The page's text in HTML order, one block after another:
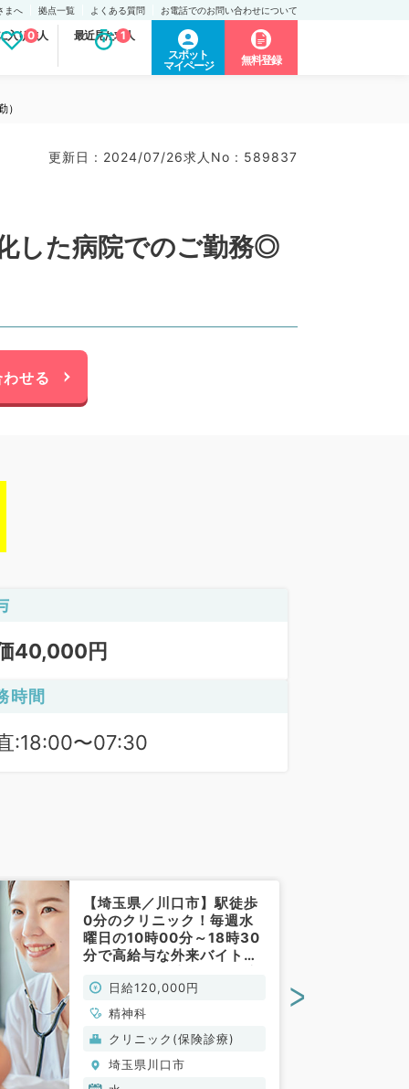
まへ 拠点一覧 よくある質問 お電話でのお問い合わせについて
入り求人
0 最近見た求人
1
スポット
マイページ
無料登録
更新日 : 2024/07/26求人No : 589837
した病院でのご勤務◎
せる
40,000円
時間
:18:00〜07:30
【埼玉県／川口市】駅徒歩
0分のクリニック！毎週水
曜日の10時00分～18時30
分で高給与な外来バイト◎
医歓迎★後期研修医相談可
能（精神科／非常勤）
日給120,000円
精神科
クリニック(保険診療)
埼玉県川口市
>